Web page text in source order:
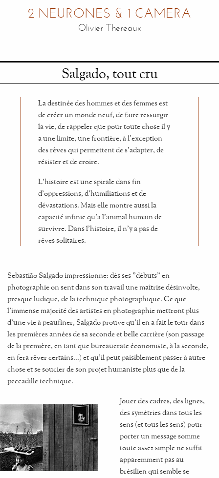
2 NEURONES & 1 CAMERA
Olivier Thereaux
Salgado, tout cru
La destinée des hommes et des femmes est
de créer un monde neuf, de faire ressurgir
la vie, de rappeler que pour toute chose il y
a une limite, une frontière, à l'exception
des rêves qui permettent de s'adapter, de
résister et de croire.
L'histoire est une spirale dans fin
d'oppressions, d'humiliations et de
dévastations. Mais elle montre aussi la
capacité infinie qu'a l'animal humain de
survivre. Dans l'histoire, il n'y a pas de
rêves solitaires.
Sebastião Salgado impressionne: dès ses "débuts" en
photographie on sent dans son travail une maîtrise désinvolte,
presque ludique, de la technique photographique. Ce que
l'immense majorité des artistes en photographie mettront plus
d'une vie à peaufiner, Salgado prouve qu'il en a fait le tour dans
les premières années de sa seconde et belle carrière (son passage
de la première, en tant que bureaucrate économiste, à la seconde,
en fera rêver certains...) et qu'il peut paisiblement passer à autre
chose et se soucier de son projet humaniste plus que de la
peccadille technique.
Jouer des cadres, des lignes,
des symétries dans tous les
sens (et tous les sens) pour
porter un message somme
toute assez simple ne suffit
apparemment pas au
brésilien qui semble se